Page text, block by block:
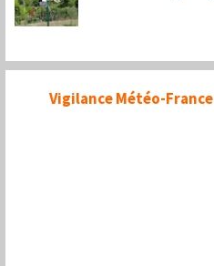
Vigilance Météo-France